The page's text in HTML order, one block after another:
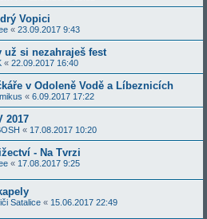
Vopici
« 23.09.2017 9:43
už si nezahraješ fest
« 22.09.2017 16:40
v Odoleně Vodě a Líbeznicích
« 6.09.2017 17:22
2017
« 17.08.2017 10:20
- Na Tvrzi
« 17.08.2017 9:25
Satalice « 15.06.2017 22:49